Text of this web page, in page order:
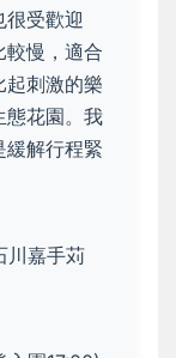
受歡迎
較慢，適合
起刺激的樂
態花園。我
緩解行程緊
川嘉手苅